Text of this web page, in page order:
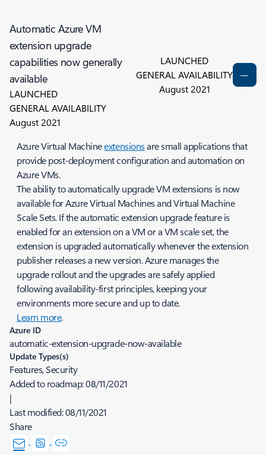
Automatic Azure VM
extension upgrade
capabilities now generally
available
LAUNCHED
GENERAL AVAILABILITY
August 2021
LAUNCHED
GENERAL AVAILABILITY
August 2021
Azure Virtual Machineextensionsare small applications that
provide post-deployment configuration and automation on
Azure VMs.
The ability to automatically upgrade VM extensions is now
available for Azure Virtual Machines and Virtual Machine
Scale Sets. If the automatic extension upgrade feature is
enabled for an extension on a VM or a VM scale set, the
extension is upgraded automatically whenever the extension
publisher releases a new version. Azure manages the
upgrade rollout and the upgrades are safely applied
following availability-first principles, keeping your
environments more secure and up to date.
Learn more.
Azure ID
automatic-extension-upgrade-now-available
Update Types(s)
Features, Security
Added to roadmap:08/11/2021
|
Last modified:08/11/2021
Share